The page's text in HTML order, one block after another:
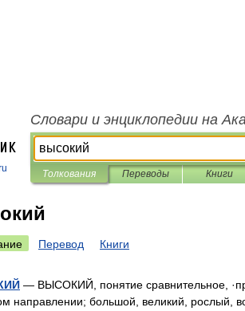
Словари и энциклопедии на
Толкования Переводы Книги
Перевод Книги
— ВЫСОКИЙ, понятие сравнительное,
направлении; большой, великий, рослый,